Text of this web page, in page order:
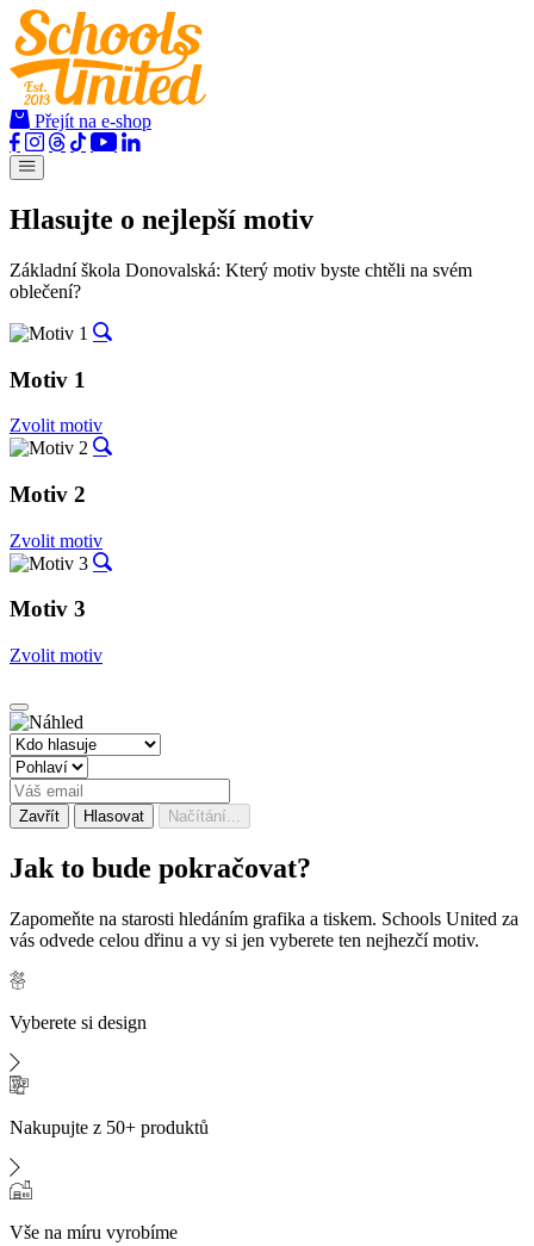
Přejít na e-shop
Hlasujte o nejlepší motiv
Základní škola Donovalská: Který motiv byste chtěli na svém
oblečení?
Motiv 1
Zvolit motiv
Motiv 2
Zvolit motiv
Motiv 3
Zvolit motiv
Zavřít Hlasovat Načítání...
Jak to bude pokračovat?
Zapomeňte na starosti hledáním grafika a tiskem. Schools United za
vás odvede celou dřinu a vy si jen vyberete ten nejhezčí motiv.
Vyberete si design
Nakupujte z 50+ produktů
Vše na míru vyrobíme